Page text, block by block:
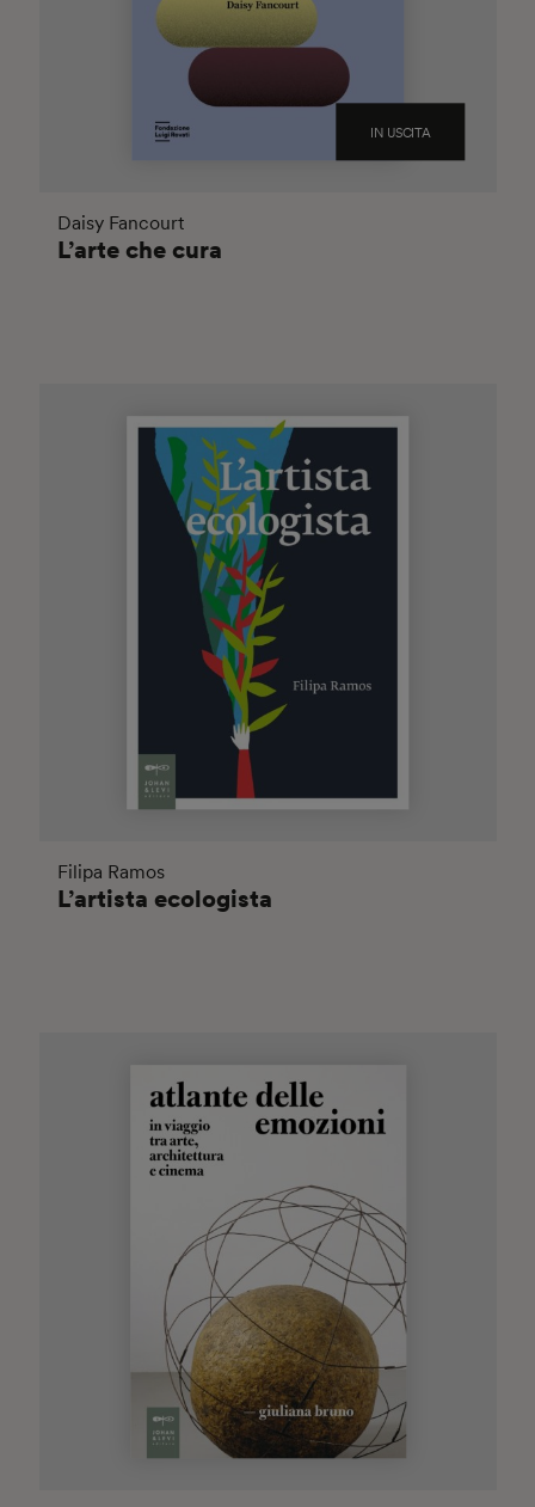
IN USCITA
L’arte che cura
Daisy Fancourt
L’artista ecologista
Filipa Ramos